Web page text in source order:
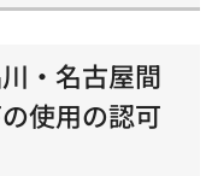
・名古屋間
使用の認可